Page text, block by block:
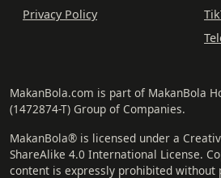
Privacy Policy
MakanBola.com is part of MakanBola
(1472874-T) Group of Companies.
MakanBola® is licensed under a
ShareAlike 4.0 International License.
content is expressly prohibited